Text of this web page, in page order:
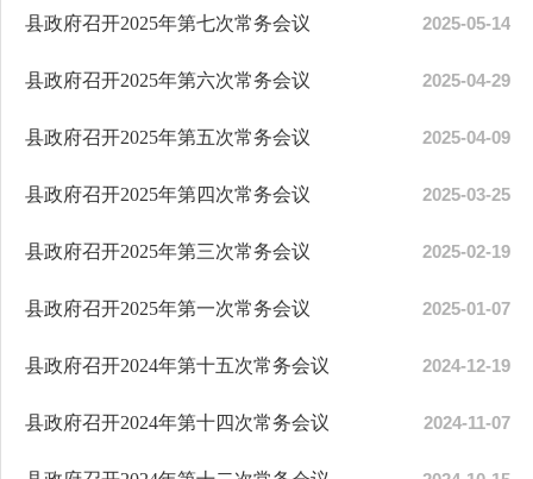
县政府召开2025年第七次常务会议 2025-05-14
县政府召开2025年第六次常务会议 2025-04-29
县政府召开2025年第五次常务会议 2025-04-09
县政府召开2025年第四次常务会议 2025-03-25
县政府召开2025年第三次常务会议 2025-02-19
县政府召开2025年第一次常务会议 2025-01-07
县政府召开2024年第十五次常务会议 2024-12-19
县政府召开2024年第十四次常务会议 2024-11-07